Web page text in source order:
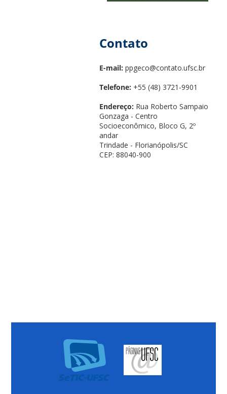
Contato
E-mail: ppgeco@contato.ufsc.br
Telefone: +55 (48) 3721-9901
Endereço: Rua Roberto Sampaio
Gonzaga - Centro
Socioeconômico, Bloco G, 2º
andar
Trindade - Florianópolis/SC
CEP: 88040-900